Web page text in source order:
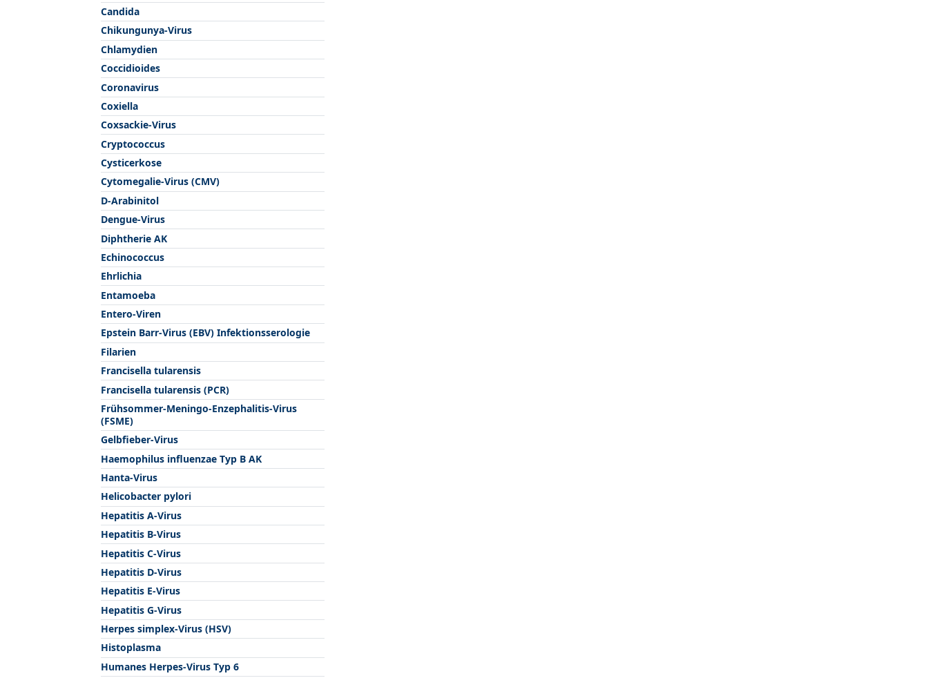
Candida
Chikungunya-Virus
Chlamydien
Coccidioides
Coronavirus
Coxiella
Coxsackie-Virus
Cryptococcus
Cysticerkose
Cytomegalie-Virus (CMV)
D-Arabinitol
Dengue-Virus
Diphtherie AK
Echinococcus
Ehrlichia
Entamoeba
Entero-Viren
Epstein Barr-Virus (EBV) Infektionsserologie
Filarien
Francisella tularensis
Francisella tularensis (PCR)
Frühsommer-Meningo-Enzephalitis-Virus
(FSME)
Gelbfieber-Virus
Haemophilus influenzae Typ B AK
Hanta-Virus
Helicobacter pylori
Hepatitis A-Virus
Hepatitis B-Virus
Hepatitis C-Virus
Hepatitis D-Virus
Hepatitis E-Virus
Hepatitis G-Virus
Herpes simplex-Virus (HSV)
Histoplasma
Humanes Herpes-Virus Typ 6